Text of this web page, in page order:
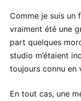
Comme je suis un
vraiment été une
part quelques
studio m’étaient
toujours connu en
En tout cas, une